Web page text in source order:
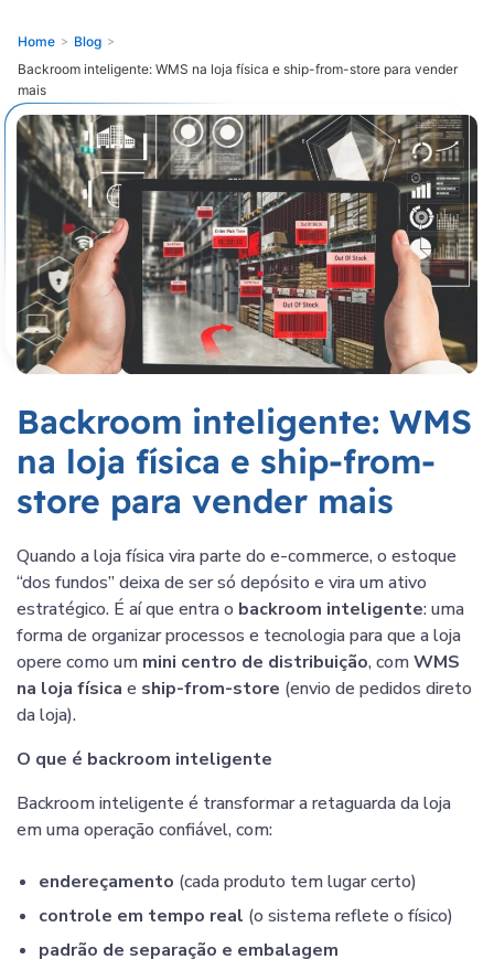
Home > Blog >
Backroom inteligente: WMS na loja física e ship-from-store para vender
mais
Backroom inteligente: WMS
na loja física e ship-from-
store para vender mais
Quando a loja física vira parte do e-commerce, o estoque
“dos fundos” deixa de ser só depósito e vira um ativo
estratégico. É aí que entra o backroom inteligente: uma
forma de organizar processos e tecnologia para que a loja
opere como um mini centro de distribuição, comWMS
na loja física e ship-from-store (envio de pedidos direto
da loja).
O que é backroom inteligente
Backroom inteligente é transformar a retaguarda da loja
em uma operação confiável, com:
endereçamento (cada produto tem lugar certo)
controle em tempo real (o sistema reflete o físico)
padrão de separação e embalagem